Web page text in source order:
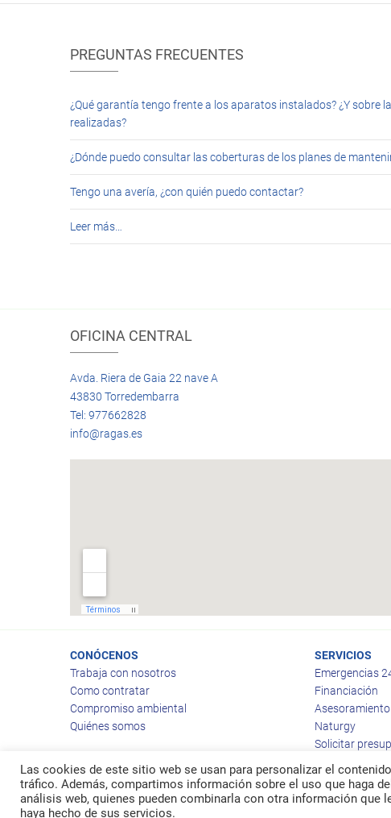
PREGUNTAS FRECUENTES
¿Qué garantía tengo frente a los aparatos instalados? ¿Y sobre
realizadas?
¿Dónde puedo consultar las coberturas de los planes de
Tengo una avería, ¿con quién puedo contactar?
Leer más…
OFICINA CENTRAL
Avda. Riera de Gaia 22 nave A
43830 Torredembarra
Tel: 977662828
info@ragas.es
CONÓCENOS
Trabaja con nosotros
Como contratar
Compromiso ambiental
Quiénes somos
SERVICIOS
Emergencias
Financiación
Naturgy
Solicitar
© 2026Ragas
Las cookies de este sitio web se usan para personalizar el
tráfico. Además, compartimos información sobre el uso que haga
análisis web, quienes pueden combinarla con otra información que
haya hecho de sus servicios.